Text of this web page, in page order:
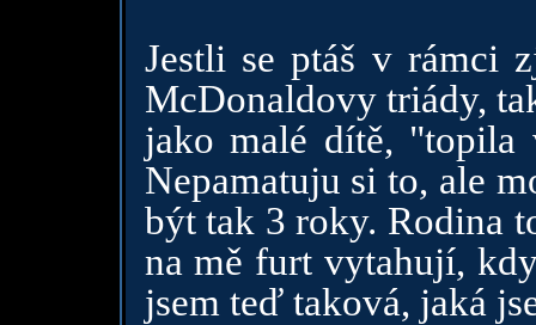
Jestli se ptáš v rámci
McDonaldovy triády,
jako malé dítě, "topila
Nepamatuju si to, ale
být tak 3 roky. Rodina
na mě furt vytahují,
jsem teď taková, jaká